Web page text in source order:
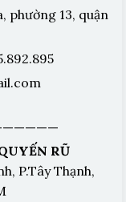
phường 13, quận
RŨ
P.Tây Thạnh,